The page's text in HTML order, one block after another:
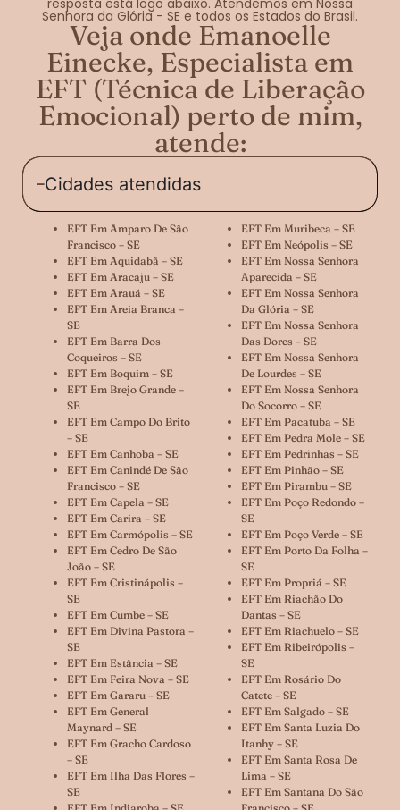
Senhora da Glória - SE e todos os Estados do Brasil.
Veja onde Emanoelle
Einecke, Especialista em
EFT (Técnica de Liberação
Emocional) perto de mim,
atende:
Cidades atendidas
EFT Em Amparo De São
Francisco – SE
EFT Em Aquidabã – SE
EFT Em Aracaju – SE
EFT Em Arauá – SE
EFT Em Areia Branca –
SE
EFT Em Barra Dos
Coqueiros – SE
EFT Em Boquim – SE
EFT Em Brejo Grande –
SE
EFT Em Campo Do Brito
– SE
EFT Em Canhoba – SE
EFT Em Canindé De São
Francisco – SE
EFT Em Capela – SE
EFT Em Carira – SE
EFT Em Carmópolis – SE
EFT Em Cedro De São
João – SE
EFT Em Cristinápolis –
SE
EFT Em Cumbe – SE
EFT Em Divina Pastora –
SE
EFT Em Estância – SE
EFT Em Feira Nova – SE
EFT Em Gararu – SE
EFT Em General
Maynard – SE
EFT Em Gracho Cardoso
– SE
EFT Em Ilha Das Flores –
SE
EFT Em Muribeca – SE
EFT Em Neópolis – SE
EFT Em Nossa Senhora
Aparecida – SE
EFT Em Nossa Senhora
Da Glória – SE
EFT Em Nossa Senhora
Das Dores – SE
EFT Em Nossa Senhora
De Lourdes – SE
EFT Em Nossa Senhora
Do Socorro – SE
EFT Em Pacatuba – SE
EFT Em Pedra Mole – SE
EFT Em Pedrinhas – SE
EFT Em Pinhão – SE
EFT Em Pirambu – SE
EFT Em Poço Redondo –
SE
EFT Em Poço Verde – SE
EFT Em Porto Da Folha –
SE
EFT Em Propriá – SE
EFT Em Riachão Do
Dantas – SE
EFT Em Riachuelo – SE
EFT Em Ribeirópolis –
SE
EFT Em Rosário Do
Catete – SE
EFT Em Salgado – SE
EFT Em Santa Luzia Do
Itanhy – SE
EFT Em Santa Rosa De
Lima – SE
EFT Em Santana Do São